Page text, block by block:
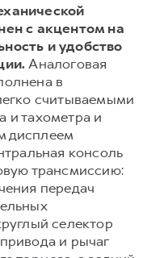
с акцентом на
и удобство
Аналоговая
в
считываемыми
и тахометра и
дисплеем
консоль
трансмиссию:
передач
селектор
и рычаг